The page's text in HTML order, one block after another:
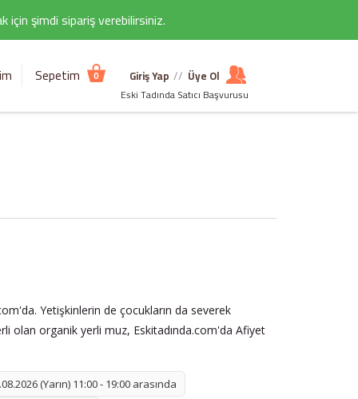
için şimdi sipariş verebilirsiniz.
Sepetim 0 Giriş Yap // Üye Ol
Eski Tadında Satıcı Başvurusu
Yetişkinlerin de çocukların da severek
olan organik yerli muz, Eskitadında.com'da Afiyet
(Yarın) 11:00 - 19:00 arasında